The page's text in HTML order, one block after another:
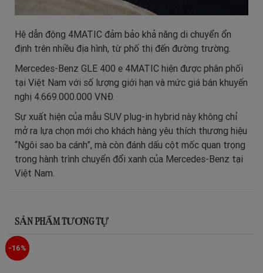
Hệ dẫn động 4MATIC đảm bảo khả năng di chuyển ổn
định trên nhiều địa hình, từ phố thị đến đường trường.
Mercedes-Benz GLE 400 e 4MATIC hiện được phân phối
tại Việt Nam với số lượng giới hạn và mức giá bán khuyến
nghị 4.669.000.000 VNĐ.
Sự xuất hiện của mẫu SUV plug-in hybrid này không chỉ
mở ra lựa chọn mới cho khách hàng yêu thích thương hiệu
“Ngôi sao ba cánh”, mà còn đánh dấu cột mốc quan trọng
trong hành trình chuyển đổi xanh của Mercedes-Benz tại
Việt Nam.
SẢN PHẨM TƯƠNG TỰ
-16%